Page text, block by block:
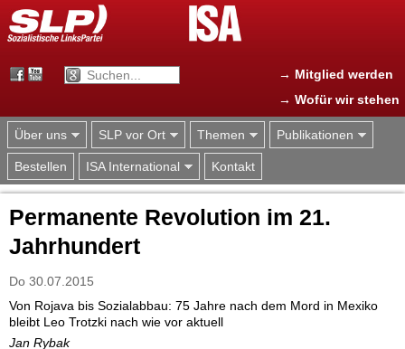
Jump to navigation
→ Mitglied werden
→ Wofür wir stehen
Über uns SLP vor Ort Themen Publikationen
Bestellen ISA International Kontakt
Permanente Revolution im 21.
Jahrhundert
Do 30.07.2015
Von Rojava bis Sozialabbau: 75 Jahre nach dem Mord in Mexiko
bleibt Leo Trotzki nach wie vor aktuell
Jan Rybak